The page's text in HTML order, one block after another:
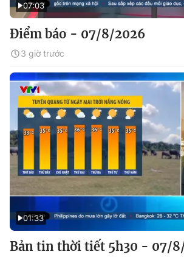
07:03
Điểm báo - 07/8/2026
3 giờ trước
01:33
Bản tin thời tiết 5h30 - 07/